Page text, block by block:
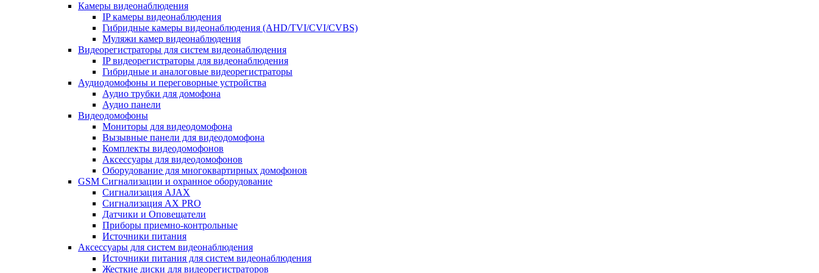
Камеры видеонаблюдения
IP камеры видеонаблюдения
Гибридные камеры видеонаблюдения (AHD/TVI/CVI/CVBS)
Муляжи камер видеонаблюдения
Видеорегистраторы для систем видеонаблюдения
IP видеорегистраторы для видеонаблюдения
Гибридные и аналоговые видеорегистраторы
Аудиодомофоны и переговорные устройства
Аудио трубки для домофона
Аудио панели
Видеодомофоны
Мониторы для видеодомофона
Вызывные панели для видеодомофона
Комплекты видеодомофонов
Аксессуары для видеодомофонов
Оборудование для многоквартирных домофонов
GSM Сигнализации и охранное оборудование
Сигнализация AJAX
Сигнализация AX PRO
Датчики и Оповещатели
Приборы приемно-контрольные
Источники питания
Аксессуары для систем видеонаблюдения
Источники питания для систем видеонаблюдения
Жесткие диски для видеорегистраторов